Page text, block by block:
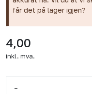
får det på lager igjen?
4,00
inkl. mva.
-